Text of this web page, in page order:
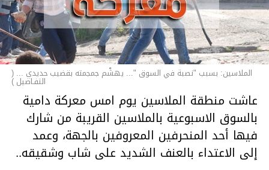
الملاسين: بسبب "نصبة في السوق "... يهشّم جمجمته بقضيب حديدي ... (
التفـاصيل )
عاشت منطقة الملاسين يوم امس معركة دامية
بالسوق الاسبوعية بالملاسين القريبة من شارك
فيها أحد المنحرفين المعروفين بالجهة، وعمد
إلى الاعتداء بالعنف الشديد على شاب وشقيقه..